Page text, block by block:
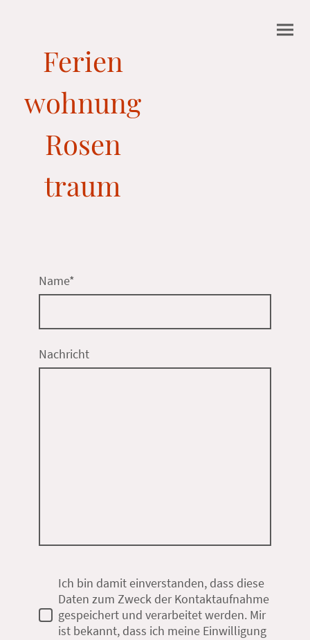
Ferien
wohnung
Rosen
traum
Name*
Nachricht
Ich bin damit einverstanden, dass diese
Daten zum Zweck der Kontaktaufnahme
gespeichert und verarbeitet werden. Mir
ist bekannt, dass ich meine Einwilligung